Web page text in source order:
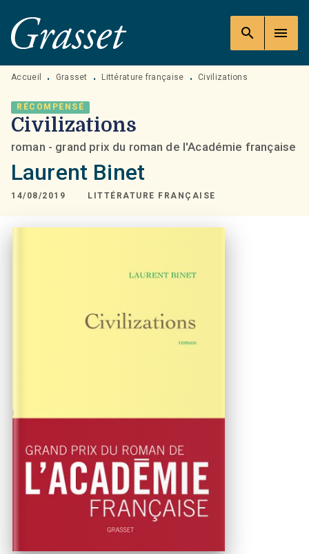
MENU RECHERCHE
PIED DE PAGE
search menu
Accueil • Grasset • Littérature française • Civilizations
RÉCOMPENSÉ
Civilizations
roman - grand prix du roman de l'Académie française
Laurent Binet
14/08/2019 LITTÉRATURE FRANÇAISE